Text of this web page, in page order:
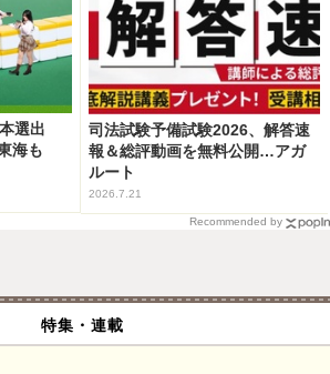
選出
海も
司法試験予備試験2026、解答速
報＆総評動画を無料公開…アガ
ルート
2026.7.21
Recommended by
特集・連載